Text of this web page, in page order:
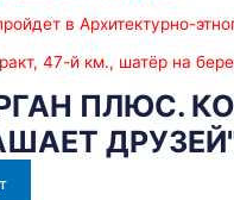
в Архитектурно-
47-й км., шатёр на
ПЛЮС.